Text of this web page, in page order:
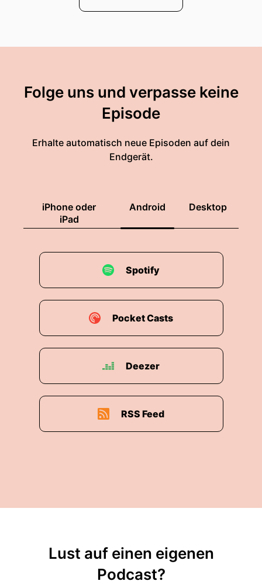
Folge uns und verpasse keine
Episode
Erhalte automatisch neue Episoden auf dein
Endgerät.
iPhone oder
iPad
Android Desktop
Spotify
Pocket Casts
Deezer
RSS Feed
Lust auf einen eigenen
Podcast?